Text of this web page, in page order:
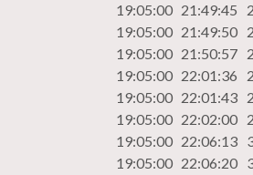
19:05:00 21:49:45
19:05:00 21:49:50
19:05:00 21:50:57
19:05:00 22:01:36
19:05:00 22:01:43
19:05:00 22:02:00
19:05:00 22:06:13
19:05:00 22:06:20